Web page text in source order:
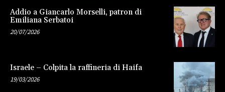
Addio a Giancarlo Morselli, patron di
Emiliana Serbatoi
20/07/2026
Israele – Colpita la raffineria di Haifa
19/03/2026